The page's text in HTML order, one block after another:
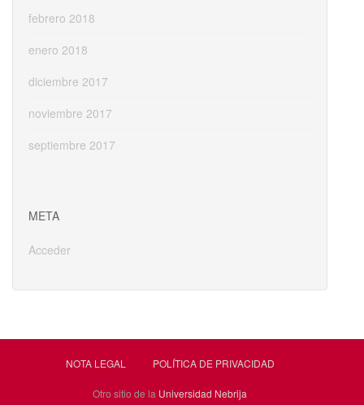
febrero 2018
enero 2018
diciembre 2017
noviembre 2017
septiembre 2017
META
Acceder
NOTA LEGAL POLÍTICA DE PRIVACIDAD
Otro sitio de la Universidad Nebrija